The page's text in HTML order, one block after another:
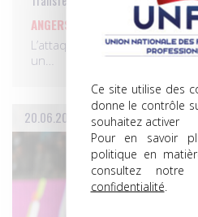
Ce site utilise des
donne le contrôle
souhaitez activer
Pour en savoir
politique en
consultez notre
confidentialité
ANGERS: EKAMBI ARRIVE,
L’attaquant Karl Toko Ekambi
un…
20.06.2016